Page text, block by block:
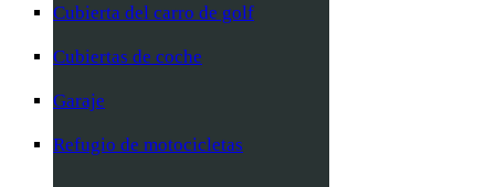
Cubierta del carro de golf
Cubiertas de coche
Garaje
Refugio de motocicletas